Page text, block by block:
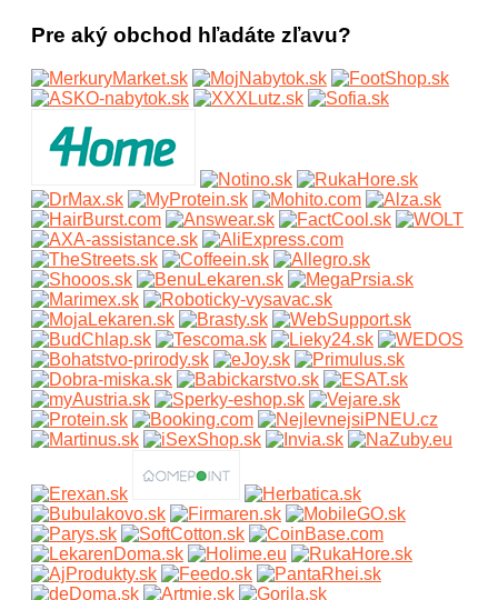
Pre aký obchod hľadáte zľavu?